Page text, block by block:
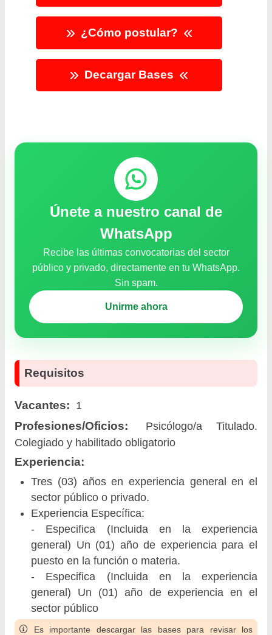
¿Cómo postular?
Decargar Bases
Únete a nuestro canal de
WhatsApp
Recibe las últimas convocatorias del sector
público y privado, directamente en tu WhatsApp.
Sin spam.
Unirme ahora
Requisitos
Vacantes: 1
Profesiones/Oficios:
Psicólogo/a Titulado.
Colegiado y habilitado obligatorio
Experiencia:
Tres (03) años en experiencia general en el
sector público o privado.
Experiencia Específica:
- Especifica (Incluida en la experiencia
general) Un (01) año de experiencia para el
puesto en la función o materia.
- Especifica (Incluida en la experiencia
general) Un (01) año de experiencia en el
sector público
Es importante descargar las bases para revisar los